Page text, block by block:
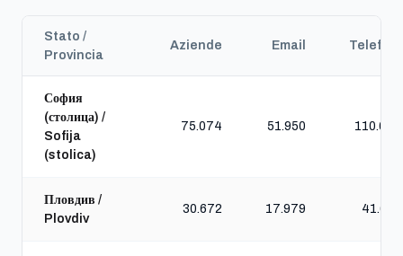
Stato /
Provincia
Aziende Email Telefoni
София
(столица) /
Sofija
(stolica)
75.074 51.950 110.694
Пловдив /
Plovdiv
30.672 17.979 41.656